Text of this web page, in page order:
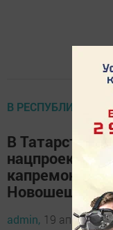
В РЕСПУБЛИКЕ
В Татарстане
нацпроекта
капремонту
admin, 19 апреля